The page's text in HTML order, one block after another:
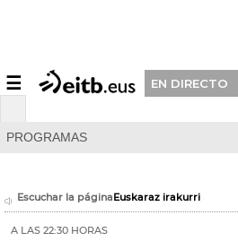
☰ EN DIRECTO
PROGRAMAS
Escuchar la páginaEuskaraz irakurri
A LAS 22:30 HORAS